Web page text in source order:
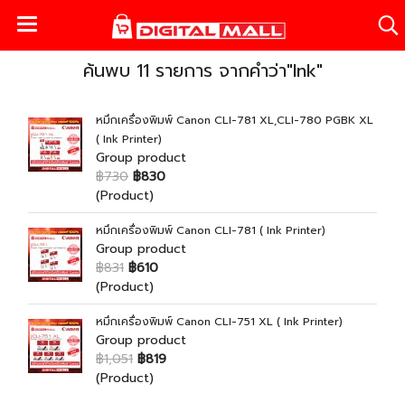
ค้นพบ 11 รายการ จากคำว่า"Ink"
หมึกเครื่องพิมพ์ Canon CLI-781 XL,CLI-780 PGBK XL
( Ink Printer)
Group product
฿730 ฿830
(Product)
หมึกเครื่องพิมพ์ Canon CLI-781 ( Ink Printer)
Group product
฿831 ฿610
(Product)
หมึกเครื่องพิมพ์ Canon CLI-751 XL ( Ink Printer)
Group product
฿1,051 ฿819
(Product)